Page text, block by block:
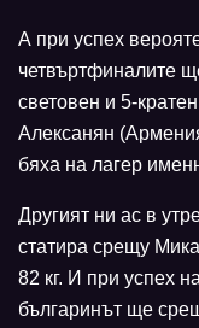
А при успех
четвъртфиналите
световен и 5-
Алексанян
бяха на лагер
Другият ни ас в
статира срещу
82 кг. И при успех
българинът ще